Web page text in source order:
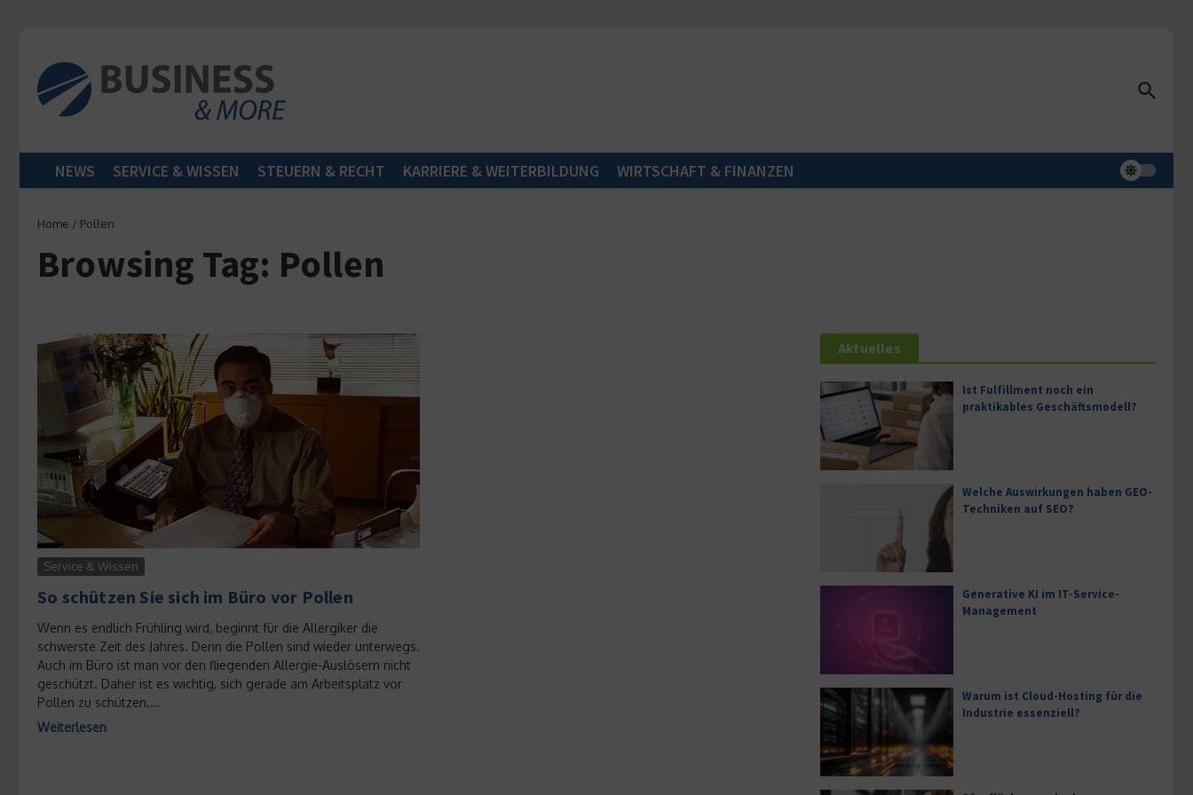
NEWS SERVICE & WISSEN STEUERN & RECHT KARRIERE & WEITERBILDUNG WIRTSCHAFT & FINANZEN
Home / Pollen
Browsing Tag: Pollen
Service & Wissen
So schützen Sie sich im Büro vor Pollen
Wenn es endlich Frühling wird, beginnt für die Allergiker die
schwerste Zeit des Jahres. Denn die Pollen sind wieder unterwegs.
Auch im Büro ist man vor den fliegenden Allergie-Auslösern nicht
geschützt. Daher ist es wichtig, sich gerade am Arbeitsplatz vor
Pollen zu schützen....
Weiterlesen
Aktuelles
Ist Fulfillment noch ein
praktikables Geschäftsmodell?
Welche Auswirkungen haben GEO-
Techniken auf SEO?
Generative KI im IT-Service-
Management
Warum ist Cloud-Hosting für die
Industrie essenziell?